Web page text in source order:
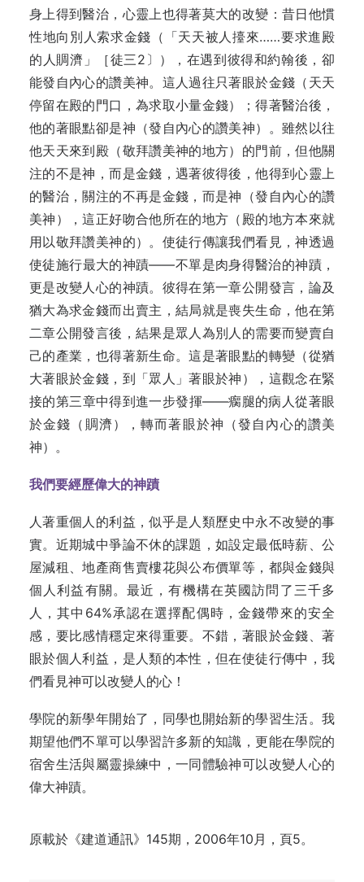
身上得到醫治，心靈上也得著莫大的改變：昔日他慣
性地向別人索求金錢（「天天被人擡來……要求進殿
的人賙濟」［徒三2〕），在遇到彼得和約翰後，卻
能發自內心的讚美神。這人過往只著眼於金錢（天天
停留在殿的門口，為求取小量金錢）；得著醫治後，
他的著眼點卻是神（發自內心的讚美神）。雖然以往
他天天來到殿（敬拜讚美神的地方）的門前，但他關
注的不是神，而是金錢，遇著彼得後，他得到心靈上
的醫治，關注的不再是金錢，而是神（發自內心的讚
美神），這正好吻合他所在的地方（殿的地方本來就
用以敬拜讚美神的）。使徒行傳讓我們看見，神透過
使徒施行最大的神蹟——不單是肉身得醫治的神蹟，
更是改變人心的神蹟。彼得在第一章公開發言，論及
猶大為求金錢而出賣主，結局就是喪失生命，他在第
二章公開發言後，結果是眾人為別人的需要而變賣自
己的產業，也得著新生命。這是著眼點的轉變（從猶
大著眼於金錢，到「眾人」著眼於神），這觀念在緊
接的第三章中得到進一步發揮——瘸腿的病人從著眼
於金錢（賙濟），轉而著眼於神（發自內心的讚美
神）。
我們要經歷偉大的神蹟
人著重個人的利益，似乎是人類歷史中永不改變的事
實。近期城中爭論不休的課題，如設定最低時薪、公
屋減租、地產商售賣樓花與公布價單等，都與金錢與
個人利益有關。最近，有機構在英國訪問了三千多
人，其中64%承認在選擇配偶時，金錢帶來的安全
感，要比感情穩定來得重要。不錯，著眼於金錢、著
眼於個人利益，是人類的本性，但在使徒行傳中，我
們看見神可以改變人的心！
學院的新學年開始了，同學也開始新的學習生活。我
期望他們不單可以學習許多新的知識，更能在學院的
宿舍生活與屬靈操練中，一同體驗神可以改變人心的
偉大神蹟。
原載於《建道通訊》145期，2006年10月，頁5。